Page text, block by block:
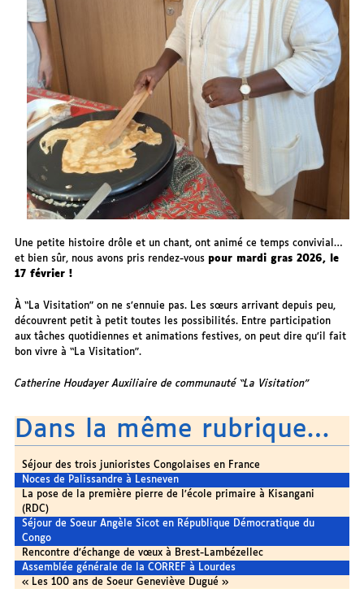
Une petite histoire drôle et un chant, ont animé ce temps convivial…
et bien sûr, nous avons pris rendez-vous pour mardi gras 2026, le
17 février !
À “La Visitation” on ne s’ennuie pas. Les sœurs arrivant depuis peu,
découvrent petit à petit toutes les possibilités. Entre participation
aux tâches quotidiennes et animations festives, on peut dire qu’il fait
bon vivre à “La Visitation”.
Catherine Houdayer Auxiliaire de communauté “La Visitation”
Dans la même rubrique…
Séjour des trois junioristes Congolaises en France
Noces de Palissandre à Lesneven
La pose de la première pierre de l’école primaire à Kisangani
(RDC)
Séjour de Soeur Angèle Sicot en République Démocratique du
Congo
Rencontre d’échange de vœux à Brest-Lambézellec
Assemblée générale de la CORREF à Lourdes
« Les 100 ans de Soeur Geneviève Dugué »